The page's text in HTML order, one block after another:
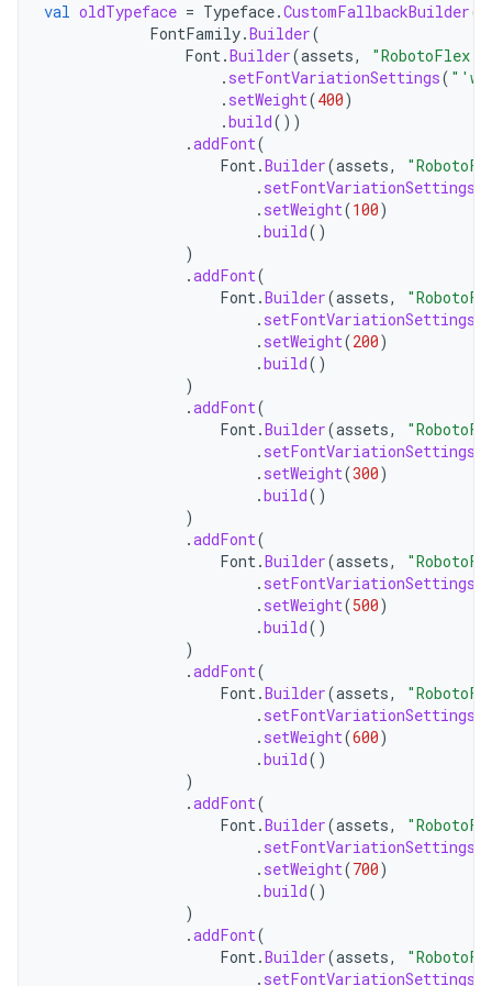
val oldTypeface = Typeface.CustomFallbackBuilder(
FontFamily.Builder(
Font.Builder(assets,
. setFontVariationSettings(
. setWeight(400)
.build())
.addFont(
Font.Builder(assets,
. setFontVariationSettings
. setWeight(100)
.build()
)
.addFont(
Font.Builder(assets,
. setFontVariationSettings
. setWeight(200)
.build()
)
.addFont(
Font.Builder(assets,
. setFontVariationSettings
. setWeight(300)
.build()
)
.addFont(
Font.Builder(assets,
. setFontVariationSettings
. setWeight(500)
.build()
)
.addFont(
Font.Builder(assets,
. setFontVariationSettings
. setWeight(600)
.build()
)
.addFont(
Font.Builder(assets,
. setFontVariationSettings
. setWeight(700)
.build()
)
.addFont(
Font.Builder(assets,
. setFontVariationSettings